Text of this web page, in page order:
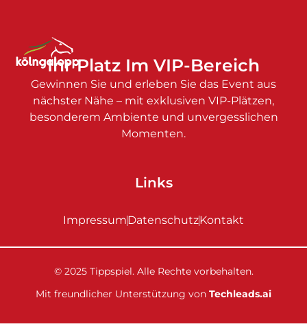
Ihr Platz Im VIP-Bereich
Gewinnen Sie und erleben Sie das Event aus
nächster Nähe – mit exklusiven VIP-Plätzen,
besonderem Ambiente und unvergesslichen
Momenten.
Links
ImpressumDatenschutzKontakt
© 2025 Tippspiel. Alle Rechte vorbehalten.
Mit freundlicher Unterstützung von Techleads.ai